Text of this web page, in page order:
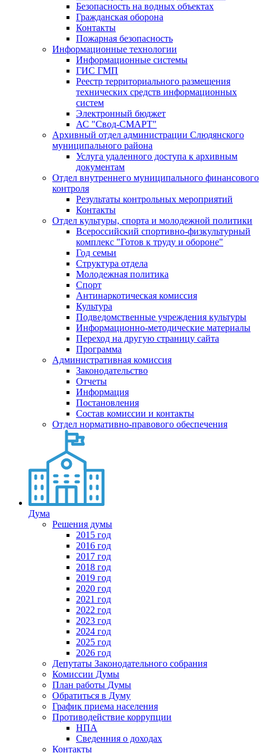
Безопасность на водных объектах
Гражданская оборона
Контакты
Пожарная безопасность
Информационные технологии
Информационные системы
ГИС ГМП
Реестр территориального размещения
технических средств информационных
систем
Электронный бюджет
АС "Свод-СМАРТ"
Архивный отдел администрации Слюдянского
муниципального района
Услуга удаленного доступа к архивным
документам
Отдел внутреннего муниципального финансового
контроля
Результаты контрольных мероприятий
Контакты
Отдел культуры, спорта и молодежной политики
Всероссийский спортивно-физкультурный
комплекс "Готов к труду и обороне"
Год семьи
Структура отдела
Молодежная политика
Спорт
Антинаркотическая комиссия
Культура
Подведомственные учреждения культуры
Информационно-методические материалы
Переход на другую страницу сайта
Программа
Административная комиссия
Законодательство
Отчеты
Информация
Постановления
Состав комиссии и контакты
Отдел нормативно-правового обеспечения
Дума
Решения думы
2015 год
2016 год
2017 год
2018 год
2019 год
2020 год
2021 год
2022 год
2023 год
2024 год
2025 год
2026 год
Депутаты Законодательного собрания
Комиссии Думы
План работы Думы
Обратиться в Думу
График приема населения
Противодействие коррупции
НПА
Сведенния о доходах
Контакты